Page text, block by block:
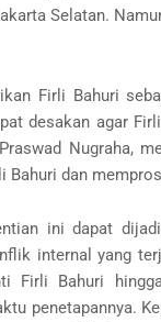
Selatan.
Firli Bahuri
desakan agar
Nugraha,
Bahuri dan
ini dapat
internal yang
Firli Bahuri
penetapannya.